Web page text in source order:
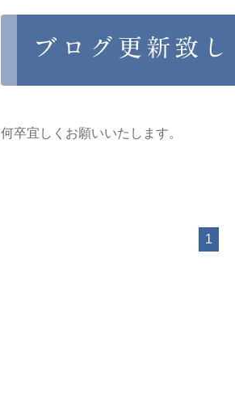
ブログ更新致し
何卒宜しくお願いいたします。
1